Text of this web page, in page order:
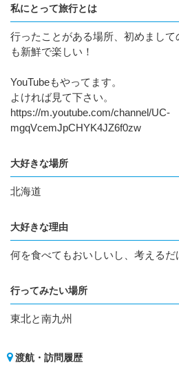
私にとって旅行とは
行ったことがある場所、初めまし
も新鮮で楽しい！
YouTubeもやってます。
よければ見て下さい。
https://m.youtube.com/channel/UC-
mgqVcemJpCHYK4JZ6f0zw
大好きな場所
北海道
大好きな理由
何を食べてもおいしいし、考えるだ
行ってみたい場所
東北と南九州
渡航・訪問履歴